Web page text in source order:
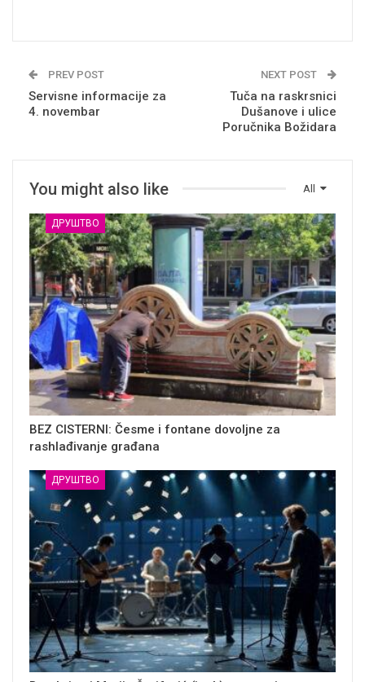
PREV POST
Servisne informacije za
4. novembar
NEXT POST
Tuča na raskrsnici
Dušanove i ulice
Poručnika Božidara
All
You might also like
ДРУШТВО
BEZ CISTERNI: Česme i fontane dovoljne za
rashlađivanje građana
ДРУШТВО